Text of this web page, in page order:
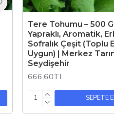
Tere Tohumu – 500
Yapraklı, Aromatik,
Sofralık Çeşit (Toplu
Uygun) | Merkez
Seydişehir
666,60TL
SEPETE